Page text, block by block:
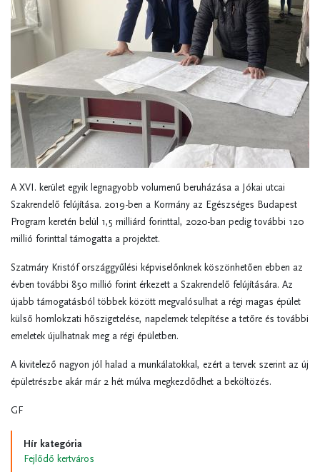
A XVI. kerület egyik legnagyobb volumenű beruházása a Jókai utcai
Szakrendelő felújítása. 2019-ben a Kormány az Egészséges Budapest
Program keretén belül 1,5 milliárd forinttal, 2020-ban pedig további 120
millió forinttal támogatta a projektet.
Szatmáry Kristóf országgyűlési képviselőnknek köszönhetően ebben az
évben további 850 millió forint érkezett a Szakrendelő felújítására. Az
újabb támogatásból többek között megvalósulhat a régi magas épület
külső homlokzati hőszigetelése, napelemek telepítése a tetőre és további
emeletek újulhatnak meg a régi épületben.
A kivitelező nagyon jól halad a munkálatokkal, ezért a tervek szerint az új
épületrészbe akár már 2 hét múlva megkezdődhet a beköltözés.
GF
Hír kategória
Fejlődő kertváros